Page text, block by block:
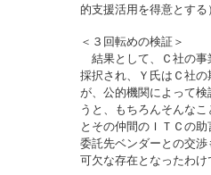
的支援活用を得意とする
＜３回転めの検証＞
結果として、Ｃ社の事
採択され、Ｙ氏はＣ社
が、公的機関によって
うと、もちろんそんな
とその仲間のＩＴＣの
委託先ベンダーとの交
可欠な存在となったわけ